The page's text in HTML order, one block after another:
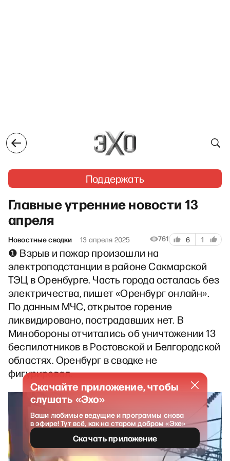
Поддержать
Главные утренние новости 13
апреля
Новостные сводки 13 апреля 2025 761 6 1
❶ Взрыв и пожар произошли на
электроподстанции в районе Сакмарской
ТЭЦ в Оренбурге. Часть города осталась без
электричества, пишет «Оренбург онлайн».
По данным МЧС, открытое горение
ликвидировано, пострадавших нет. В
Минобороны отчитались об уничтожении 13
беспилотников в Ростовской и Белгородской
областях. Оренбург в сводке не
фигурировал.
Скачайте приложение, чтобы
слушать «Эхо»
Ваши любимые ведущие и программы снова
в эфире! Тут всё, как на старом добром «Эхе»
Скачать приложение